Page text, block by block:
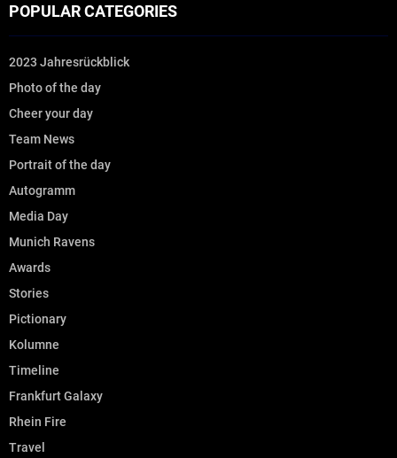
POPULAR CATEGORIES
2023 Jahresrückblick
Photo of the day
Cheer your day
Team News
Portrait of the day
Autogramm
Media Day
Munich Ravens
Awards
Stories
Pictionary
Kolumne
Timeline
Frankfurt Galaxy
Rhein Fire
Travel